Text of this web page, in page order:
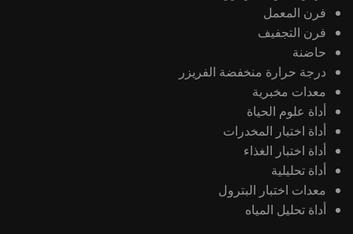
فرن المعمل
فرن التجفيف
حاضنة
درجة حرارة منخفضة الفريزر
معدات مخبرية
أداة علوم الحياة
أداة اختبار المخدرات
أداة اختبار الغذاء
أداة تحليلية
معدات اختبار البترول
أداة تحليل المياه